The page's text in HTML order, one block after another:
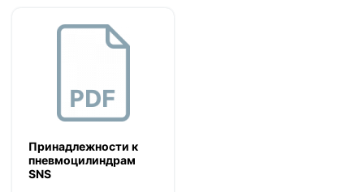
Принадлежности к
пневмоцилиндрам
SNS